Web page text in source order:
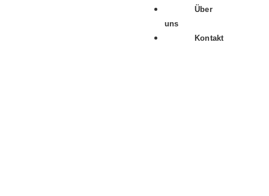
Über
uns
Kontakt